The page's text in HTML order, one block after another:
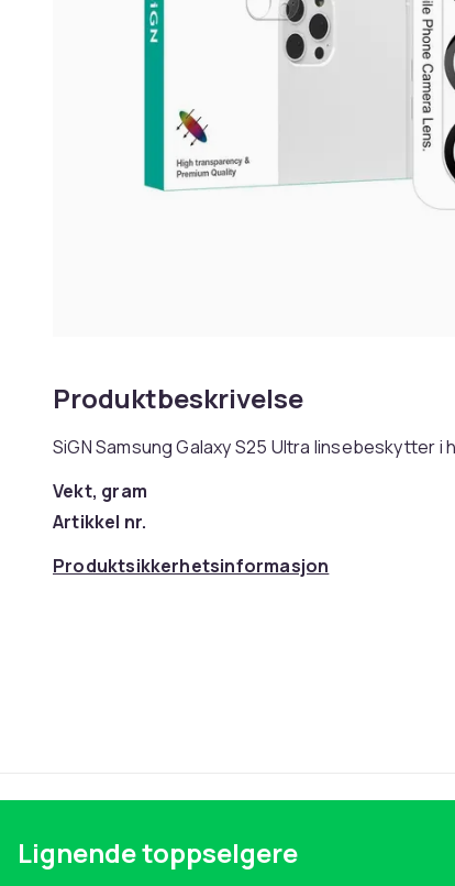
Produktbeskrivelse
SiGN Samsung Galaxy S25 Ultra linsebeskytter i
Vekt, gram
Artikkel nr.
Produktsikkerhetsinformasjon
Lignende toppselgere